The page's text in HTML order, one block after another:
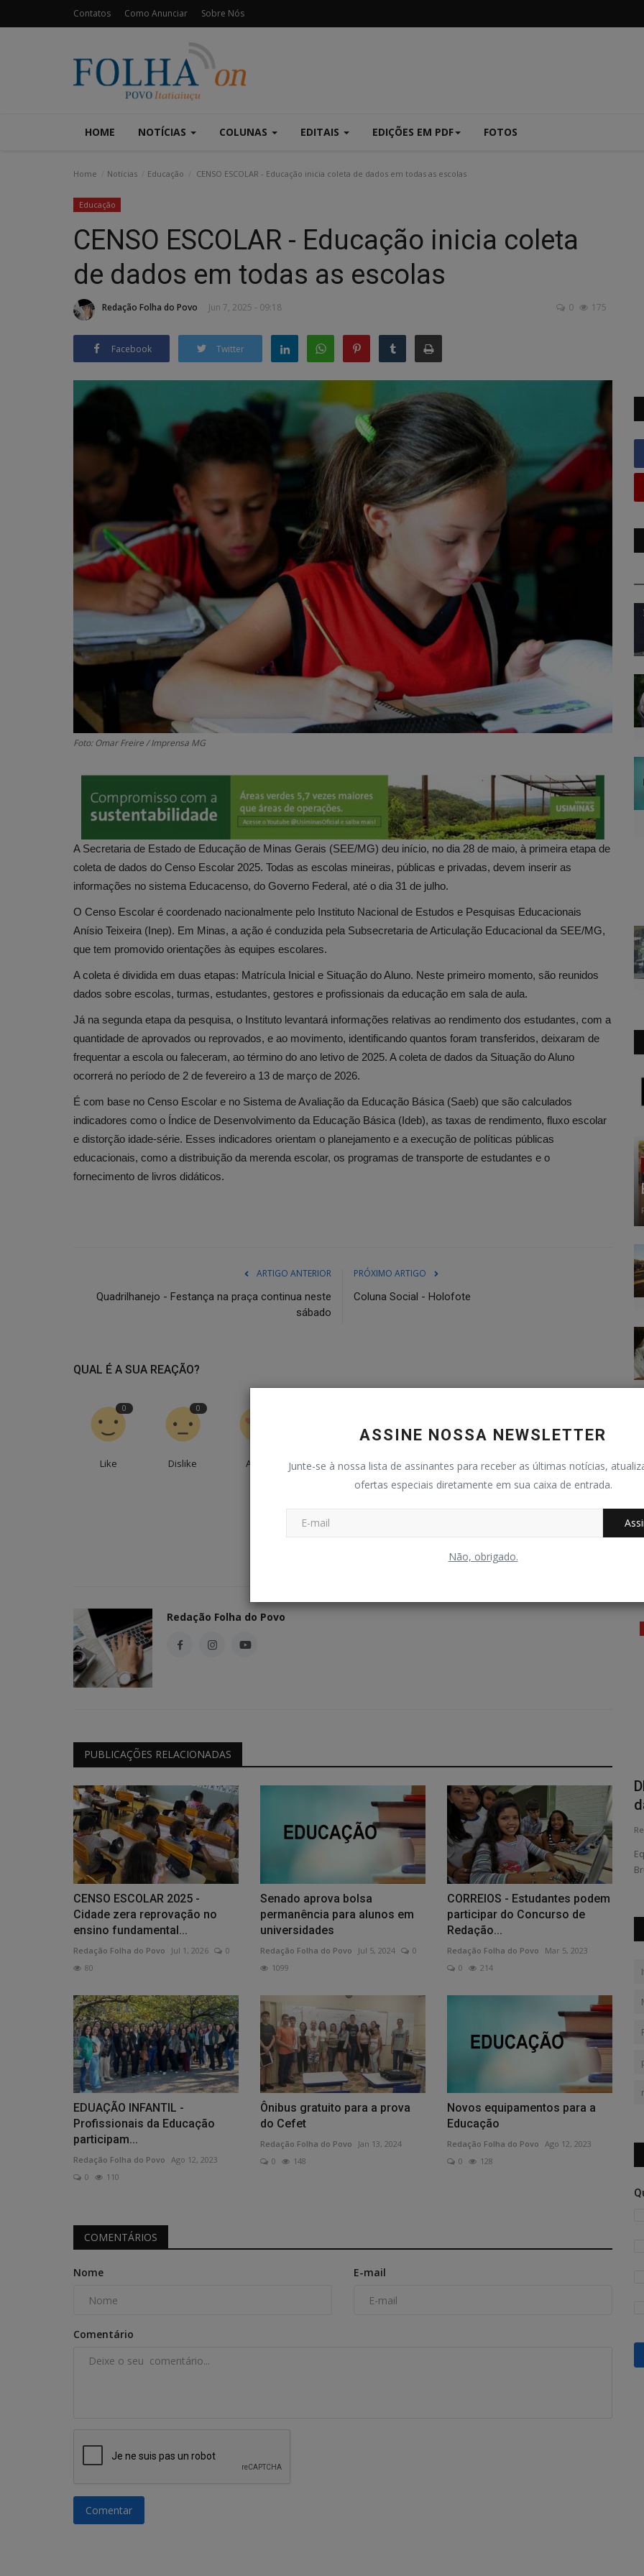
Contatos Como Anunciar Sobre Nós
HOME NOTÍCIAS COLUNAS EDITAIS EDIÇÕES EM PDF FOTOS
ASSINE NOSSA NEWSLETTER
Junte-se à nossa lista de assinantes para receber as últimas notícias,
ofertas especiais diretamente em sua caixa de entrada.
Não, obrigado.
Home Notícias Educação CENSO ESCOLAR - Educação inicia coleta de dados em todas as escolas
Educação
CENSO ESCOLAR - Educação inicia coleta
de dados em todas as escolas
Redação Folha do Povo Jun 7, 2025 - 09:18 0 175
Facebook Twitter
Foto: Omar Freire / Imprensa MG
A Secretaria de Estado de Educação de Minas Gerais (SEE/MG) deu início, no dia 28 de maio, à primeira etapa de
coleta de dados do Censo Escolar 2025. Todas as escolas mineiras, públicas e privadas, devem inserir as
informações no sistema Educacenso, do Governo Federal, até o dia 31 de julho.
O Censo Escolar é coordenado nacionalmente pelo Instituto Nacional de Estudos e Pesquisas Educacionais
Anísio Teixeira (Inep). Em Minas, a ação é conduzida pela Subsecretaria de Articulação Educacional da SEE/MG,
que tem promovido orientações às equipes escolares.
A coleta é dividida em duas etapas: Matrícula Inicial e Situação do Aluno. Neste primeiro momento, são reunidos
dados sobre escolas, turmas, estudantes, gestores e profissionais da educação em sala de aula.
Já na segunda etapa da pesquisa, o Instituto levantará informações relativas ao rendimento dos estudantes, com a
quantidade de aprovados ou reprovados, e ao movimento, identificando quantos foram transferidos, deixaram de
frequentar a escola ou faleceram, ao término do ano letivo de 2025. A coleta de dados da Situação do Aluno
ocorrerá no período de 2 de fevereiro a 13 de março de 2026.
É com base no Censo Escolar e no Sistema de Avaliação da Educação Básica (Saeb) que são calculados
indicadores como o Índice de Desenvolvimento da Educação Básica (Ideb), as taxas de rendimento, fluxo escolar
e distorção idade-série. Esses indicadores orientam o planejamento e a execução de políticas públicas
educacionais, como a distribuição da merenda escolar, os programas de transporte de estudantes e o
fornecimento de livros didáticos.
ARTIGO ANTERIOR
Quadrilhanejo - Festança na praça continua neste
sábado
PRÓXIMO ARTIGO
Coluna Social - Holofote
QUAL É A SUA REAÇÃO?
0
Like
0
Dislike Amei Engraçado Bravo Triste Uau
Redação Folha do Povo
PUBLICAÇÕES RELACIONADAS
CENSO ESCOLAR 2025 -
Cidade zera reprovação no
ensino fundamental...
Redação Folha do Povo Jul 1, 2026
0
80
Senado aprova bolsa
permanência para alunos em
universidades
Redação Folha do Povo Jul 5, 2024
0
1099
CORREIOS - Estudantes podem
participar do Concurso de
Redação...
Redação Folha do Povo
Mar 5, 2023
0
214
EDUAÇÃO INFANTIL -
Profissionais da Educação
participam...
Redação Folha do Povo Ago 12, 2023
0
110
Ônibus gratuito para a prova
do Cefet
Redação Folha do Povo
Jan 13, 2024
0
148
Novos equipamentos para a
Educação
Redação Folha do Povo Ago 12, 2023
0
128
COMENTÁRIOS
Nome E-mail
Comentário
Comentar
- Moradores
Geral
Campanha de vacinação animal a partir
do dia 10
Redação Folha do Povo Ago 8, 2026 11
Imunização de cães e gatos segue até 29 de agosto, em
pontos fixos e de casa em...
PROTEÇÃO ANIMAL - Campanha de
vacinação antirrábica acontece...
Redação Folha do Povo Ago 3, 2026 0 41
Programação começa no dia 10 e segue até 29 de agosto,
com vacinação de cães e gatos...